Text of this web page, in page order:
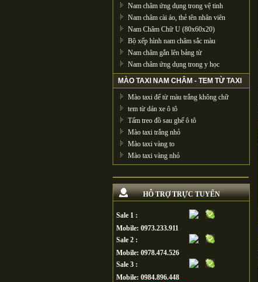
Nam châm ứng dụng trong vệ tinh
Nam châm cài áo, thẻ tên nhân viên
Nam Châm Chữ U (80x60x20)
Bộ xếp hình nam châm sắc màu
Nam châm gắn lên bảng từ
Nam châm ứng dụng trong y học
MÀO TAXI NAM CHÂM - TEM TỪ TAXI
Mào taxi đế từ màu trắng không chữ
tem từ dán xe ô tô
Tấm treo đồ sau ghế ô tô
Mào taxi trắng nhỏ
Mào taxi vàng to
Mào taxi vàng nhỏ
HỖ TRỢ TRỰC TUYẾN
Sale 1 :
Mobile: 0973.233.911
Sale 2 :
Mobile: 0978.474.526
Sale 3 :
Mobile: 0984.896.448